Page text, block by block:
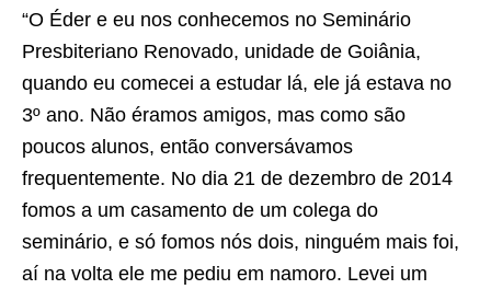
“O Éder e eu nos conhecemos no Seminário
Presbiteriano Renovado, unidade de Goiânia,
quando eu comecei a estudar lá, ele já estava no
3º ano. Não éramos amigos, mas como são
poucos alunos, então conversávamos
frequentemente. No dia 21 de dezembro de 2014
fomos a um casamento de um colega do
seminário, e só fomos nós dois, ninguém mais foi,
aí na volta ele me pediu em namoro. Levei um